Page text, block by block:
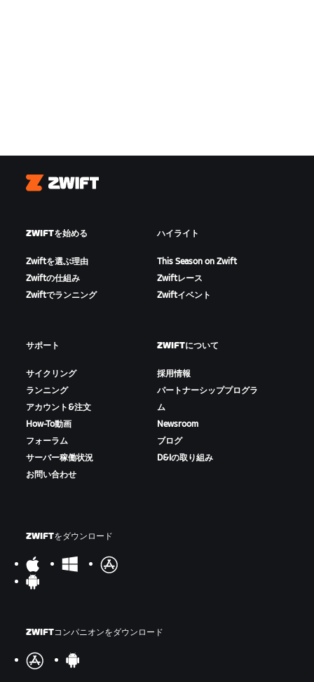
Zwift
ZWIFTを始める
Zwiftを選ぶ理由
Zwiftの仕組み
Zwiftでランニング
ハイライト
This Season on Zwift
Zwiftレース
Zwiftイベント
サポート
サイクリング
ランニング
アカウント&注文
How-To動画
フォーラム
サーバー稼働状況
お問い合わせ
ZWIFTについて
採用情報
パートナーシッププログラ
ム
Newsroom
ブログ
D&Iの取り組み
ZWIFTをダウンロード
ZWIFTコンパニオンをダウンロード